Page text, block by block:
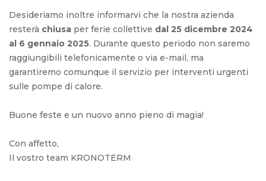
Desideriamo inoltre informarvi che la nostra azienda
resterà chiusa per ferie collettive dal 25 dicembre 2024
al 6 gennaio 2025. Durante questo periodo non saremo
raggiungibili telefonicamente o via e-mail, ma
garantiremo comunque il servizio per interventi urgenti
sulle pompe di calore.
Buone feste e un nuovo anno pieno di magia!
Con affetto,
Il vostro team KRONOTERM